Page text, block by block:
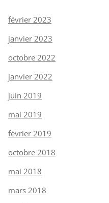
février 2023
janvier 2023
octobre 2022
janvier 2022
juin 2019
mai 2019
février 2019
octobre 2018
mai 2018
mars 2018